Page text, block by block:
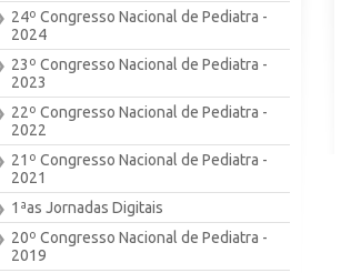
24º Congresso Nacional de Pediatra -
2024
23º Congresso Nacional de Pediatra -
2023
22º Congresso Nacional de Pediatra -
2022
21º Congresso Nacional de Pediatra -
2021
1ªas Jornadas Digitais
20º Congresso Nacional de Pediatra -
2019